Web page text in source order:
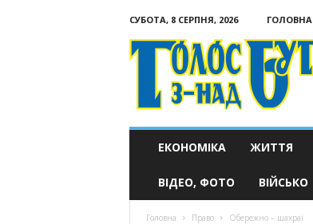
СУБОТА, 8 СЕРПНЯ, 2026 ГОЛОВНА
Голос
з-
ЕКОНОМІКА ЖИТТЯ
ВІДЕО, ФОТО ВІЙСЬКО
Головна Право Обережно – шахраї